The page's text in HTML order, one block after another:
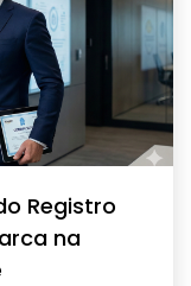
Registro
na